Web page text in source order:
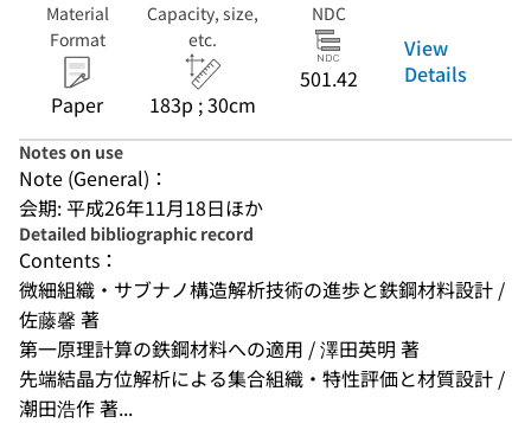
Material
Format
Paper
Capacity, size,
etc.
183p ; 30cm
NDC
501.42
View
Details
Notes on use
Note (General)：
会期: 平成26年11月18日ほか
Detailed bibliographic record
Contents：
微細組織・サブナノ構造解析技術の進歩と鉄鋼材料設計 /
佐藤馨 著
第一原理計算の鉄鋼材料への適用 / 澤田英明 著
先端結晶方位解析による集合組織・特性評価と材質設計 /
潮田浩作 著...